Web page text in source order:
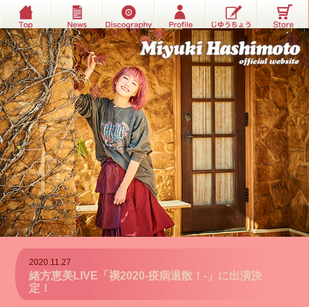
2020.11.27
緒方恵美LIVE「禊2020-疫病退散！-」に出演決
定！